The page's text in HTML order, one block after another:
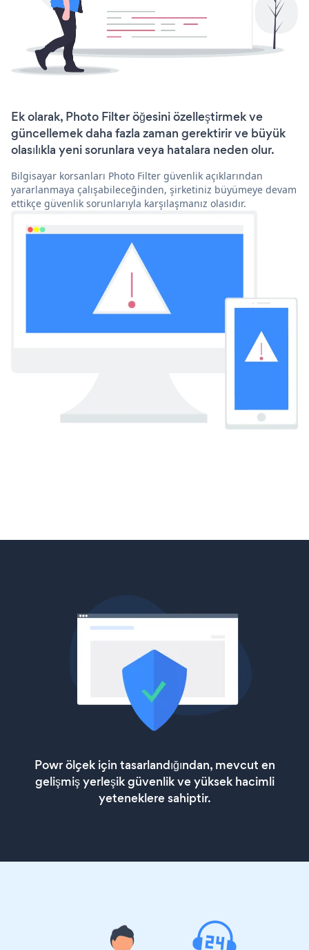
Ek olarak, Photo Filter öğesini özelleştirmek ve
güncellemek daha fazla zaman gerektirir ve büyük
olasılıkla yeni sorunlara veya hatalara neden olur.
Bilgisayar korsanları Photo Filter güvenlik açıklarından
yararlanmaya çalışabileceğinden, şirketiniz büyümeye devam
ettikçe güvenlik sorunlarıyla karşılaşmanız olasıdır.
Powr ölçek için tasarlandığından, mevcut en
gelişmiş yerleşik güvenlik ve yüksek hacimli
yeteneklere sahiptir.